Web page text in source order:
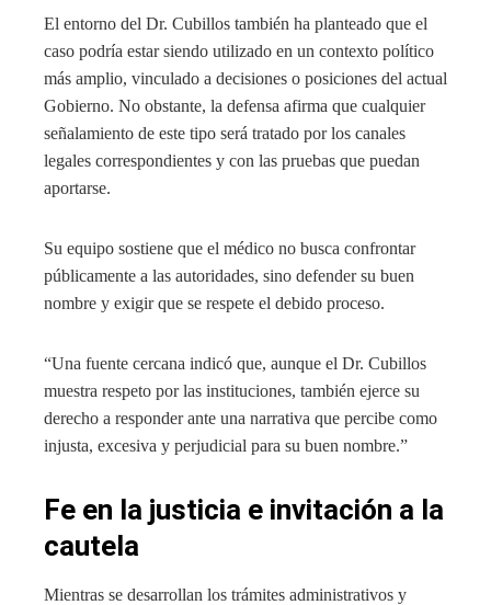
El entorno del Dr. Cubillos también ha planteado que el
caso podría estar siendo utilizado en un contexto político
más amplio, vinculado a decisiones o posiciones del actual
Gobierno. No obstante, la defensa afirma que cualquier
señalamiento de este tipo será tratado por los canales
legales correspondientes y con las pruebas que puedan
aportarse.
Su equipo sostiene que el médico no busca confrontar
públicamente a las autoridades, sino defender su buen
nombre y exigir que se respete el debido proceso.
“Una fuente cercana indicó que, aunque el Dr. Cubillos
muestra respeto por las instituciones, también ejerce su
derecho a responder ante una narrativa que percibe como
injusta, excesiva y perjudicial para su buen nombre.”
Fe en la justicia e invitación a la
cautela
Mientras se desarrollan los trámites administrativos y